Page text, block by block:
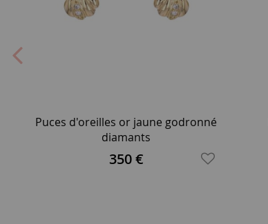
Puces d'oreilles or jaune godronné
diamants
350 €